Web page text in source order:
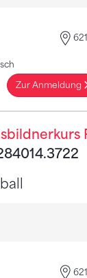
Zur Anmeldung